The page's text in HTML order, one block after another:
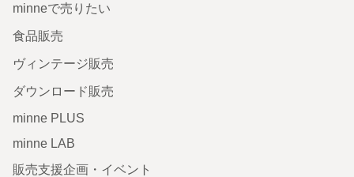
minneで売りたい
食品販売
ヴィンテージ販売
ダウンロード販売
minne PLUS
minne LAB
販売支援企画・イベント